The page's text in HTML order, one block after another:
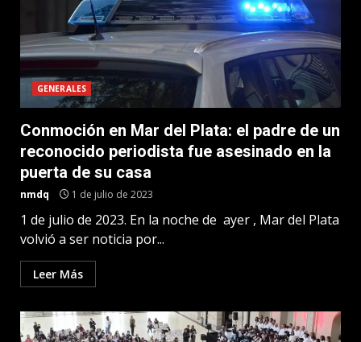
GENERALES
Conmoción en Mar del Plata: el padre de un
reconocido periodista fue asesinado en la
puerta de su casa
nmdq 1 de julio de 2023
1 de julio de 2023. En la noche de ayer , Mar del Plata
volvió a ser noticia por...
Leer Más